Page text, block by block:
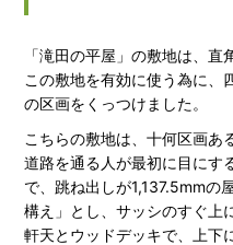
「滝田の平屋」の敷地は、直
この敷地を有効に使う為に、
の区画をくっつけました。
こちらの敷地は、十何区画あ
道路を通る人が最初に目にす
で、跳ね出しが1,137.5mmの
構え」とし、サッシのすぐ上
軒天とウッドデッキで、上下